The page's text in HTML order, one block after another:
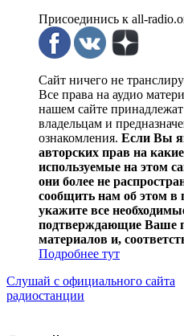
Присоединись к all-
Сайт ничего не
Все права на аудио
нашем сайте
владельцам и
ознакомления. Если Вы
авторских прав на
используемые на этом
они более не
сообщить нам об этом
укажите все
подтверждающие Ваше
материалов и,
Подробнее тут
Слушай с официального сайта
радиостанции